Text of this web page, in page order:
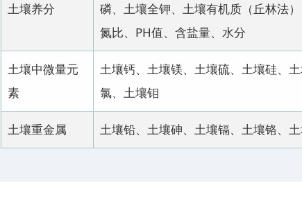
土壤养分
磷、土壤全钾、土壤有机质（丘林法
氮比、PH值、含盐量、水分
土壤中微量元
素
土壤钙、土壤镁、土壤硫、土壤硅、
氯、土壤钼
土壤重金属 土壤铅、土壤砷、土壤镉、土壤铬、